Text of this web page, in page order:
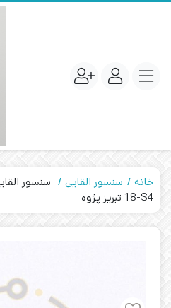
خانه سنسور القایی
18-S4 تبریز پژوه